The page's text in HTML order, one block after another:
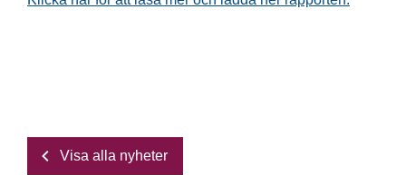
Visa alla nyheter